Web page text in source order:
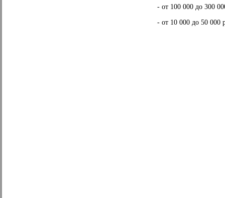
- от 100 000 до 300
- от 10 000 до 50 000